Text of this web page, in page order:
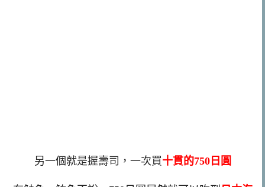
另一個就是握壽司，一次買十貫的750日圓